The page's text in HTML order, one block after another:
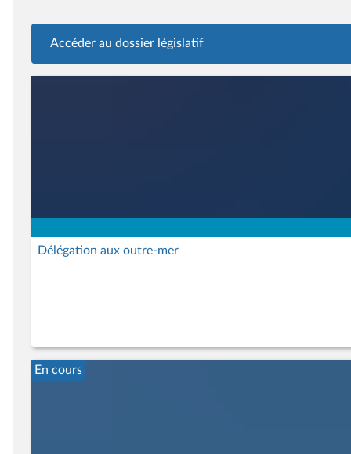
Accéder au dossier législatif
Délégation aux outre-mer
En cours